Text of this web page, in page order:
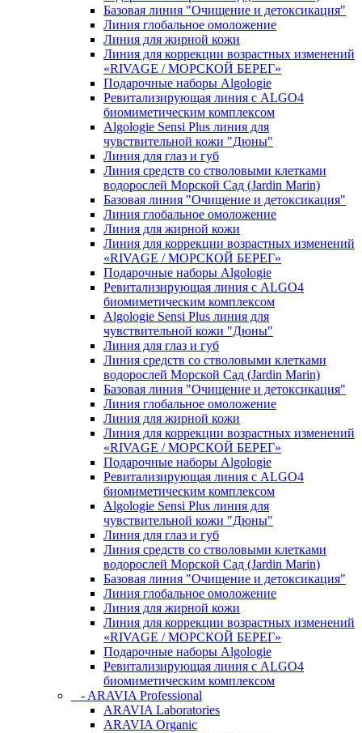
Базовая линия "Очищение и детоксикация"
Линия глобальное омоложение
Линия для жирной кожи
Линия для коррекции возрастных изменений
«RIVAGE / МОРСКОЙ БЕРЕГ»
Подарочные наборы Algologie
Ревитализирующая линия с ALGO4
биомиметическим комплексом
Algologie Sensi Plus линия для
чувcтвительной кожи "Дюны"
Линия для глаз и губ
Линия средств со стволовыми клетками
водорослей Морской Сад (Jardin Marin)
Базовая линия "Очищение и детоксикация"
Линия глобальное омоложение
Линия для жирной кожи
Линия для коррекции возрастных изменений
«RIVAGE / МОРСКОЙ БЕРЕГ»
Подарочные наборы Algologie
Ревитализирующая линия с ALGO4
биомиметическим комплексом
Algologie Sensi Plus линия для
чувcтвительной кожи "Дюны"
Линия для глаз и губ
Линия средств со стволовыми клетками
водорослей Морской Сад (Jardin Marin)
Базовая линия "Очищение и детоксикация"
Линия глобальное омоложение
Линия для жирной кожи
Линия для коррекции возрастных изменений
«RIVAGE / МОРСКОЙ БЕРЕГ»
Подарочные наборы Algologie
Ревитализирующая линия с ALGO4
биомиметическим комплексом
Algologie Sensi Plus линия для
чувcтвительной кожи "Дюны"
Линия для глаз и губ
Линия средств со стволовыми клетками
водорослей Морской Сад (Jardin Marin)
Базовая линия "Очищение и детоксикация"
Линия глобальное омоложение
Линия для жирной кожи
Линия для коррекции возрастных изменений
«RIVAGE / МОРСКОЙ БЕРЕГ»
Подарочные наборы Algologie
Ревитализирующая линия с ALGO4
биомиметическим комплексом
- ARAVIA Professional
ARAVIA Laboratories
ARAVIA Organic